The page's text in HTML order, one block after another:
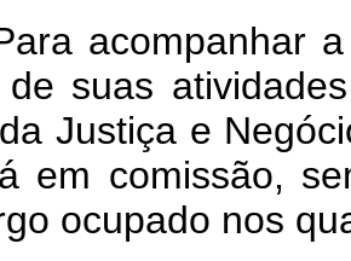
acompanhar
de suas
Justiça e
em comissão,
ocupado nos